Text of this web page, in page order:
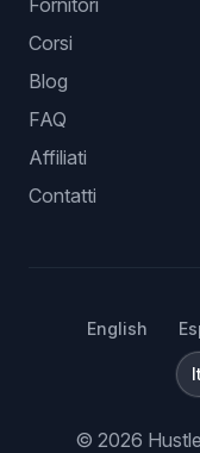
Fornitori
Corsi
Blog
FAQ
Affiliati
Contatti
English
© 2026